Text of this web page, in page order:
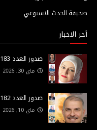
صحيفة الحدث الاسبوعي
أخر الاخبار
صدور العدد 183 لصحيفة الحدث الاسبوعي من لندن
ماي 30, 2026
صدور العدد 182 لصحيفة الحدث الاسبوعي من لندن
ماي 10, 2026